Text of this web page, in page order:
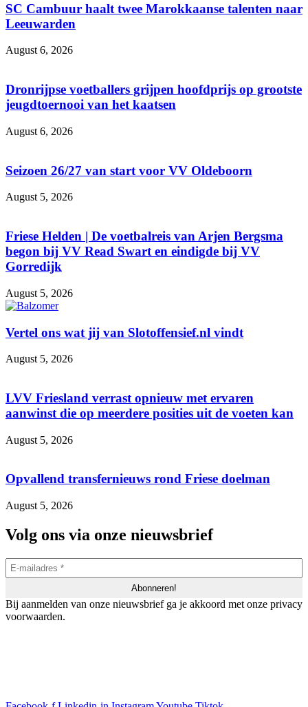
SC Cambuur haalt twee Marokkaanse talenten naar
Leeuwarden
August 6, 2026
Dronrijpse voetballers grijpen hoofdprijs op grootste
jeugdtoernooi van het kaatsen
August 6, 2026
Seizoen 26/27 van start voor VV Oldeboorn
August 5, 2026
Friese Helden | De voetbalreis van Arjen Bergsma
begon bij VV Read Swart en eindigde bij VV
Gorredijk
August 5, 2026
Vertel ons wat jij van Slotoffensief.nl vindt
August 5, 2026
LVV Friesland verrast opnieuw met ervaren
aanwinst die op meerdere posities uit de voeten kan
August 5, 2026
Opvallend transfernieuws rond Friese doelman
August 5, 2026
Volg ons via onze nieuwsbrief
Bij aanmelden van onze nieuwsbrief ga je akkoord met onze privacy
voorwaarden.